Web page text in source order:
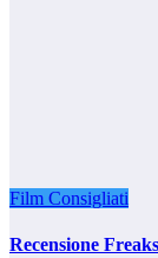
Film Consigliati
Recensione